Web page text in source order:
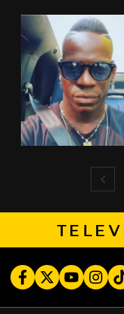
FacebookTwitterYoutube